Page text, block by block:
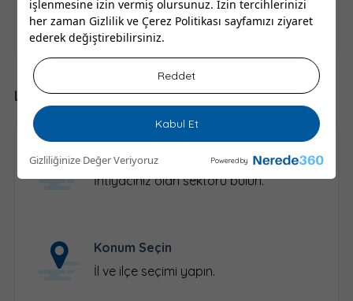
işlenmesine izin vermiş olursunuz. İzin tercihlerinizi
her zamanGizlilik ve Çerez Politikası sayfamızı ziyaret
ederek değiştirebilirsiniz.
Reddet
Kabul Et
Gizliliğinize Değer Veriyoruz Powered by
nasıl gidilir öğrenebilir, yol tarifi alabilirsiniz.
Lokal İşletmeleri Keşfet
Sektör Seçin
İhtiyacınız olan sektörü bulun.
Konum Seçin
İl ve ilçe seçimi yapın.